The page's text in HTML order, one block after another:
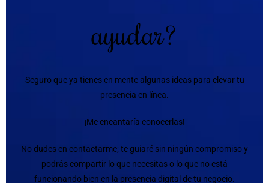
ayudar?
Seguro que ya tienes en mente algunas ideas para elevar tu
presencia en línea.
¡Me encantaría conocerlas!
No dudes en contactarme; te guiaré sin ningún compromiso y
podrás compartir lo que necesitas o lo que no está
funcionando bien en la presencia digital de tu negocio.